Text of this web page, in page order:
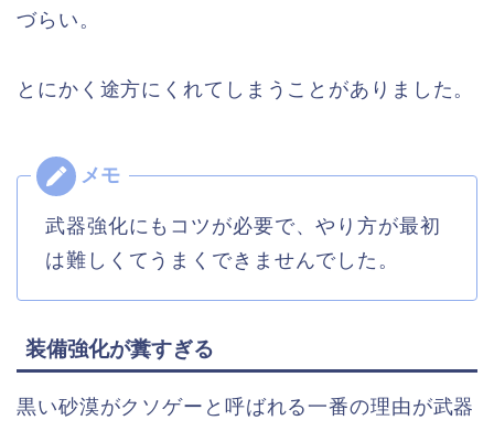
づらい。
とにかく途方にくれてしまうことがありました。
武器強化にもコツが必要で、やり方が最初
は難しくてうまくできませんでした。
装備強化が糞すぎる
黒い砂漠がクソゲーと呼ばれる一番の理由が武器